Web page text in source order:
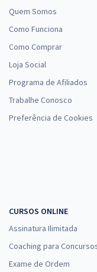
Quem Somos
Como Funciona
Como Comprar
Loja Social
Programa de Afiliados
Trabalhe Conosco
Preferência de Cookies
CURSOS ONLINE
Assinatura Ilimitada
Coaching para
Exame de Ordem